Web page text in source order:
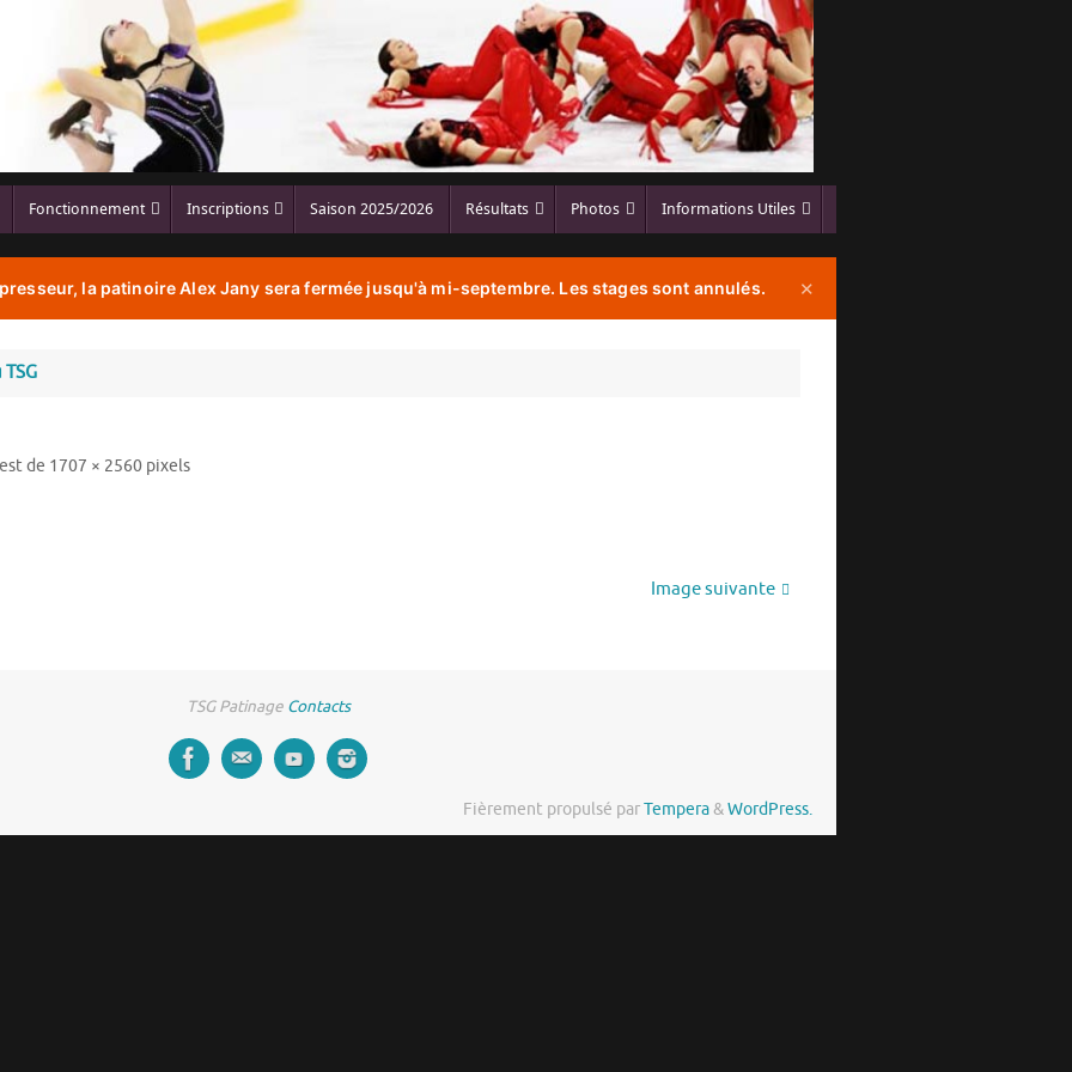
Fonctionnement Inscriptions Saison 2025/2026 Résultats Photos Informations Utiles
la patinoire Alex Jany sera fermée jusqu'à mi-septembre. Les stages sont annulés. ✕
de 1707 × 2560 pixels
Image suivante
TSG Patinage Contacts
Fièrement propulsé parTempera&WordPress.